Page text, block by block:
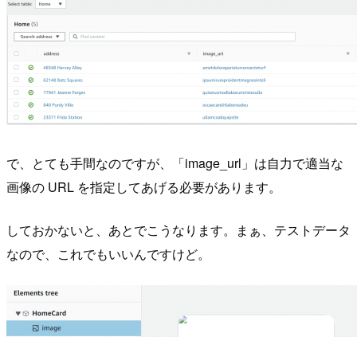
で、とても手間なのですが、「image_url」は自力で適当な
画像の URL を指定してあげる必要があります。
しておかないと、あとでこうなります。まぁ、テストデータ
なので、これでもいいんですけど。